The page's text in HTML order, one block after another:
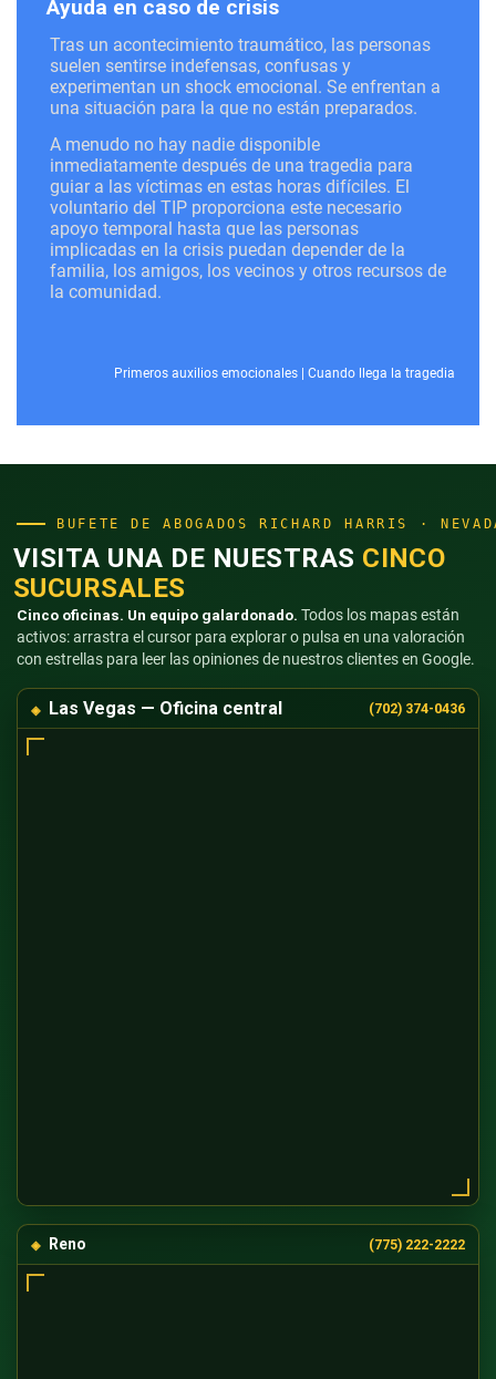
Ayuda en caso de crisis
Tras un acontecimiento traumático, las personas
suelen sentirse indefensas, confusas y
experimentan un shock emocional. Se enfrentan a
una situación para la que no están preparados.
A menudo no hay nadie disponible
inmediatamente después de una tragedia para
guiar a las víctimas en estas horas difíciles. El
voluntario del TIP proporciona este necesario
apoyo temporal hasta que las personas
implicadas en la crisis puedan depender de la
familia, los amigos, los vecinos y otros recursos de
la comunidad.
Primeros auxilios emocionales | Cuando llega la tragedia
BUFETE DE ABOGADOS RICHARD HARRIS ·
VISITA UNA DE NUESTRAS CINCO
SUCURSALES
Cinco oficinas. Un equipo galardonado. Todos los mapas están
activos: arrastra el cursor para explorar o pulsa en una valoración
con estrellas para leer las opiniones de nuestros clientes en Google.
Las Vegas — Oficina central (702) 374-0436
Reno (775) 222-2222